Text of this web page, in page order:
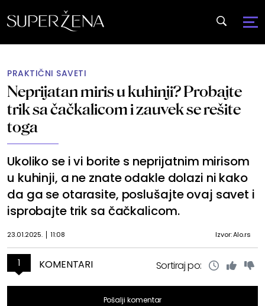
PRAKTIČNI SAVETI
Neprijatan miris u kuhinji? Probajte
trik sa čačkalicom i zauvek se rešite
toga
Ukoliko se i vi borite s neprijatnim mirisom
u kuhinji, a ne znate odakle dolazi ni kako
da ga se otarasite, poslušajte ovaj savet i
isprobajte trik sa čačkalicom.
23.01.2025. 11:08 Izvor: Alo.rs
1 KOMENTARI Sortiraj po:
Pošalji komentar